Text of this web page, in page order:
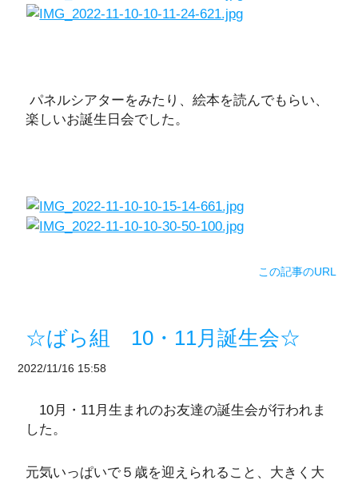
パネルシアターをみたり、絵本を読んでもらい、
楽しいお誕生日会でした。
この記事のURL
☆ばら組 10・11月誕生会☆
2022/11/16 15:58
10月・11月生まれのお友達の誕生会が行われま
した。
元気いっぱいで５歳を迎えられること、大きく大